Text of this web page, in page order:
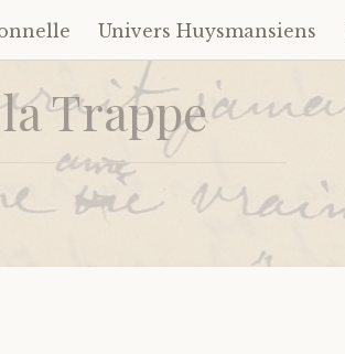
Univers Huysmansiens
Trappe